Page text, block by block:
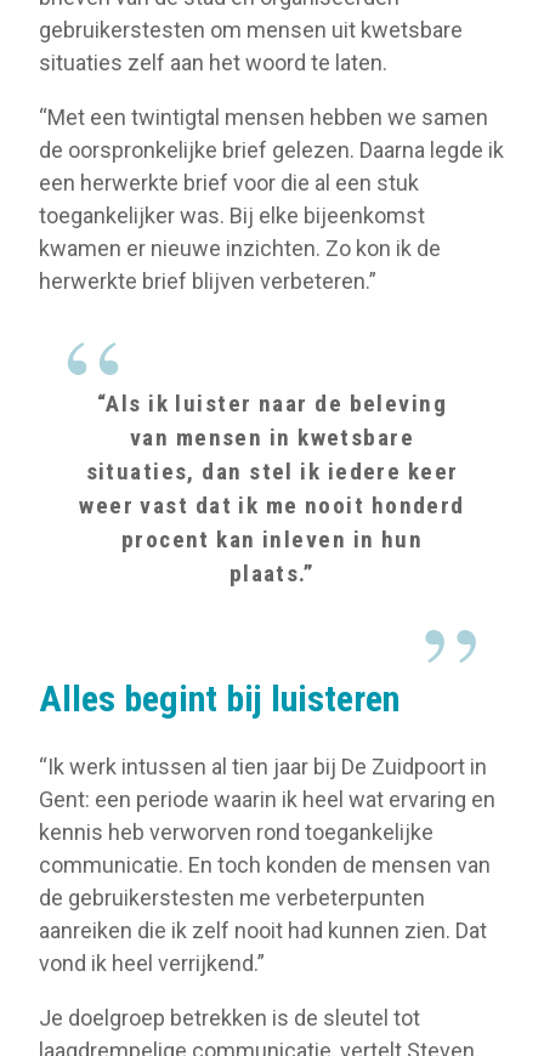
gebruikerstesten om mensen uit kwetsbare
situaties zelf aan het woord te laten.
“Met een twintigtal mensen hebben we samen
de oorspronkelijke brief gelezen. Daarna legde ik
een herwerkte brief voor die al een stuk
toegankelijker was. Bij elke bijeenkomst
kwamen er nieuwe inzichten. Zo kon ik de
herwerkte brief blijven verbeteren.”
“Als ik luister naar de beleving
van mensen in kwetsbare
situaties, dan stel ik iedere keer
weer vast dat ik me nooit honderd
procent kan inleven in hun
plaats.”
Alles begint bij luisteren
“Ik werk intussen al tien jaar bij De Zuidpoort in
Gent: een periode waarin ik heel wat ervaring en
kennis heb verworven rond toegankelijke
communicatie. En toch konden de mensen van
de gebruikerstesten me verbeterpunten
aanreiken die ik zelf nooit had kunnen zien. Dat
vond ik heel verrijkend.”
Je doelgroep betrekken is de sleutel tot
laagdrempelige communicatie, vertelt Steven.